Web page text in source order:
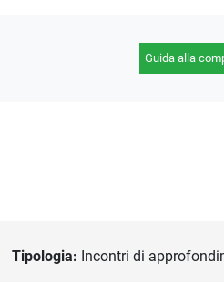
Guida alla
Tipologia: Incontri di